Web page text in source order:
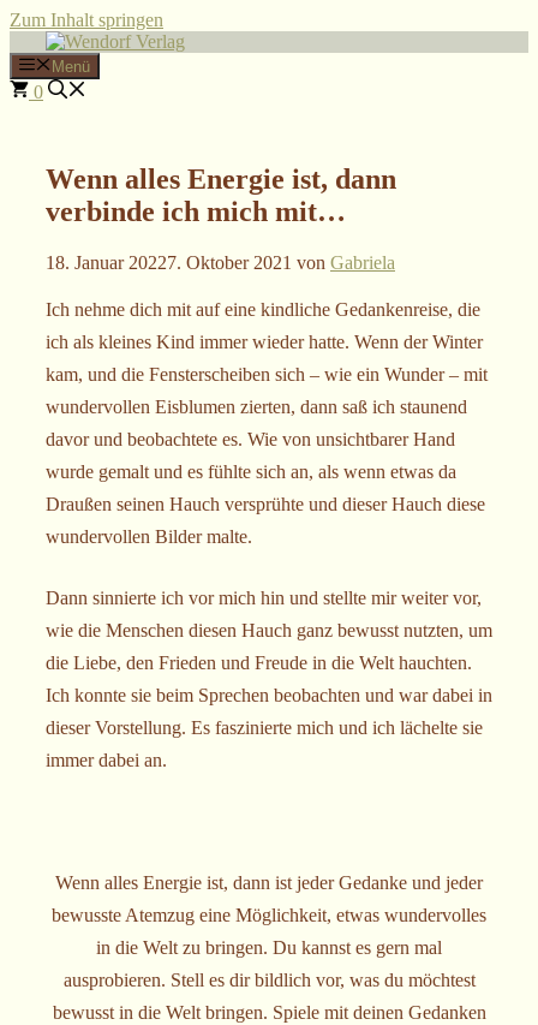
Zum Inhalt springen
Menü
0
Wenn alles Energie ist, dann
verbinde ich mich mit…
18. Januar 20227. Oktober 2021 von Gabriela
Ich nehme dich mit auf eine kindliche Gedankenreise, die
ich als kleines Kind immer wieder hatte. Wenn der Winter
kam, und die Fensterscheiben sich – wie ein Wunder – mit
wundervollen Eisblumen zierten, dann saß ich staunend
davor und beobachtete es. Wie von unsichtbarer Hand
wurde gemalt und es fühlte sich an, als wenn etwas da
Draußen seinen Hauch versprühte und dieser Hauch diese
wundervollen Bilder malte.
Dann sinnierte ich vor mich hin und stellte mir weiter vor,
wie die Menschen diesen Hauch ganz bewusst nutzten, um
die Liebe, den Frieden und Freude in die Welt hauchten.
Ich konnte sie beim Sprechen beobachten und war dabei in
dieser Vorstellung. Es faszinierte mich und ich lächelte sie
immer dabei an.
Wenn alles Energie ist, dann ist jeder Gedanke und jeder
bewusste Atemzug eine Möglichkeit, etwas wundervolles
in die Welt zu bringen. Du kannst es gern mal
ausprobieren. Stell es dir bildlich vor, was du möchtest
bewusst in die Welt bringen. Spiele mit deinen Gedanken